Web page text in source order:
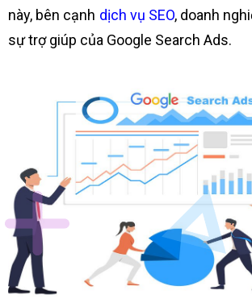
này, bên cạnh dịch vụ SEO, doanh
sự trợ giúp của Google Search Ads.